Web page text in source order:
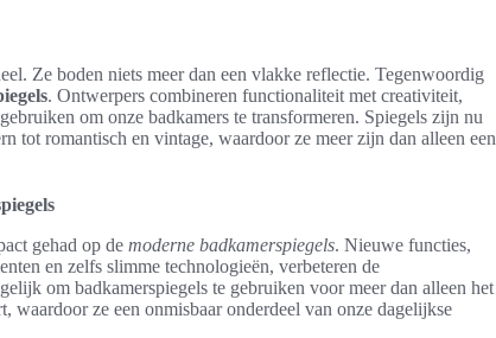
Ze boden niets meer dan een vlakke reflectie. Tegenwoordig
. Ontwerpers combineren functionaliteit met creativiteit,
om onze badkamers te transformeren. Spiegels zijn nu
tot romantisch en vintage, waardoor ze meer zijn dan alleen een
gehad op de moderne badkamerspiegels. Nieuwe functies,
en zelfs slimme technologieën, verbeteren de
om badkamerspiegels te gebruiken voor meer dan alleen het
ze een onmisbaar onderdeel van onze dagelijkse